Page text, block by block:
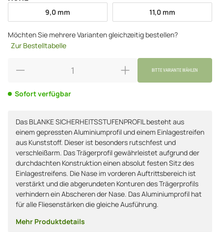
9,0 mm
9,0 mm 11,0 mm
11,0 mm
Möchten Sie mehrere Varianten gleichzeitig bestellen?
Zur Bestelltabelle
BITTE VARIANTE WÄHLEN
Sofort verfügbar
Das BLANKE SICHERHEITSSTUFENPROFIL besteht aus
einem gepressten Aluminiumprofil und einem Einlagestreifen
aus Kunststoff. Dieser ist besonders rutschfest und
verschleißarm. Das Trägerprofil gewährleistet aufgrund der
durchdachten Konstruktion einen absolut festen Sitz des
Einlagestreifens. Die Nase im vorderen Auftrittsbereich ist
verstärkt und die abgerundeten Konturen des Trägerprofils
verhindern ein Abscheren der Nase. Das Aluminiumprofil hat
für alle Fliesenstärken die gleiche Ausführung.
Mehr Produktdetails